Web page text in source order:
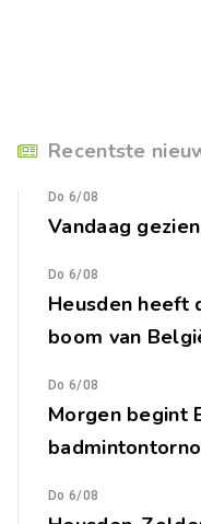
Recentste
Do 6/08
Vandaag gezien
Do 6/08
Heusden heeft
boom van
Do 6/08
Morgen begint
Do 6/08